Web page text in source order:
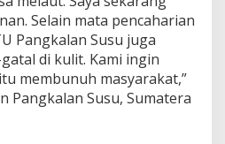
Selain mata pencaharian
Pangkalan Susu juga
di kulit. Kami ingin
membunuh masyarakat,”
Pangkalan Susu, Sumatera